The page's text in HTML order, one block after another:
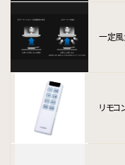
一定
リモコ